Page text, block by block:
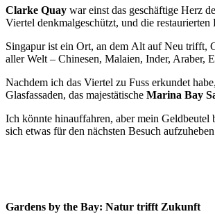
Clarke Quay war einst das geschäftige Herz
Viertel denkmalgeschützt, und die
Singapur ist ein Ort, an dem Alt auf Neu trifft,
aller Welt – Chinesen, Malaien, Inder, Araber,
Nachdem ich das Viertel zu Fuss erkundet
Glasfassaden, das majestätische Marina Bay
Ich könnte hinauffahren, aber mein Geldbeutel
sich etwas für den nächsten Besuch
Gardens by the Bay: Natur trifft Zukunft